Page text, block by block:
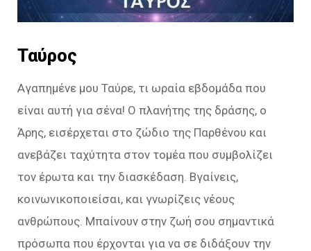
Ταύρος
Αγαπημένε μου Ταύρε, τι ωραία εβδομάδα που
είναι αυτή για σένα! Ο πλανήτης της δράσης, ο
Άρης, εισέρχεται στο ζώδιο της Παρθένου και
ανεβάζει ταχύτητα στον τομέα που συμβολίζει
τον έρωτα και την διασκέδαση. Βγαίνεις,
κοινωνικοποιείσαι, και γνωρίζεις νέους
ανθρώπους. Μπαίνουν στην ζωή σου σημαντικά
πρόσωπα που έρχονται για να σε διδάξουν την